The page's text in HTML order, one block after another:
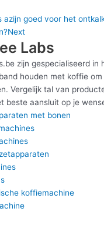
azijn goed voor het
Next
Labs
zijn gespecialiseerd in
houden met koffie
Vergelijk tal van
beste aansluit op je
met bonen
koffiemachine